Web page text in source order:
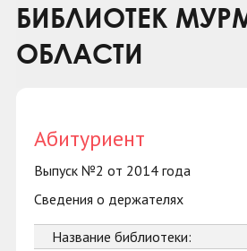
БИБЛИОТЕК
ОБЛАСТИ
Абитуриент
Выпуск №2 от 2014 года
Сведения о держателях
Название библиотеки: